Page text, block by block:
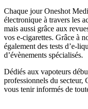
Chaque jour Oneshot
électronique à travers les
mais aussi grâce aux
vos e-cigarettes. Grâce à
également des tests d’e-
d’évènements spécialisés.
Dédiés aux vapoteurs
professionnels du
vous tenir informés de